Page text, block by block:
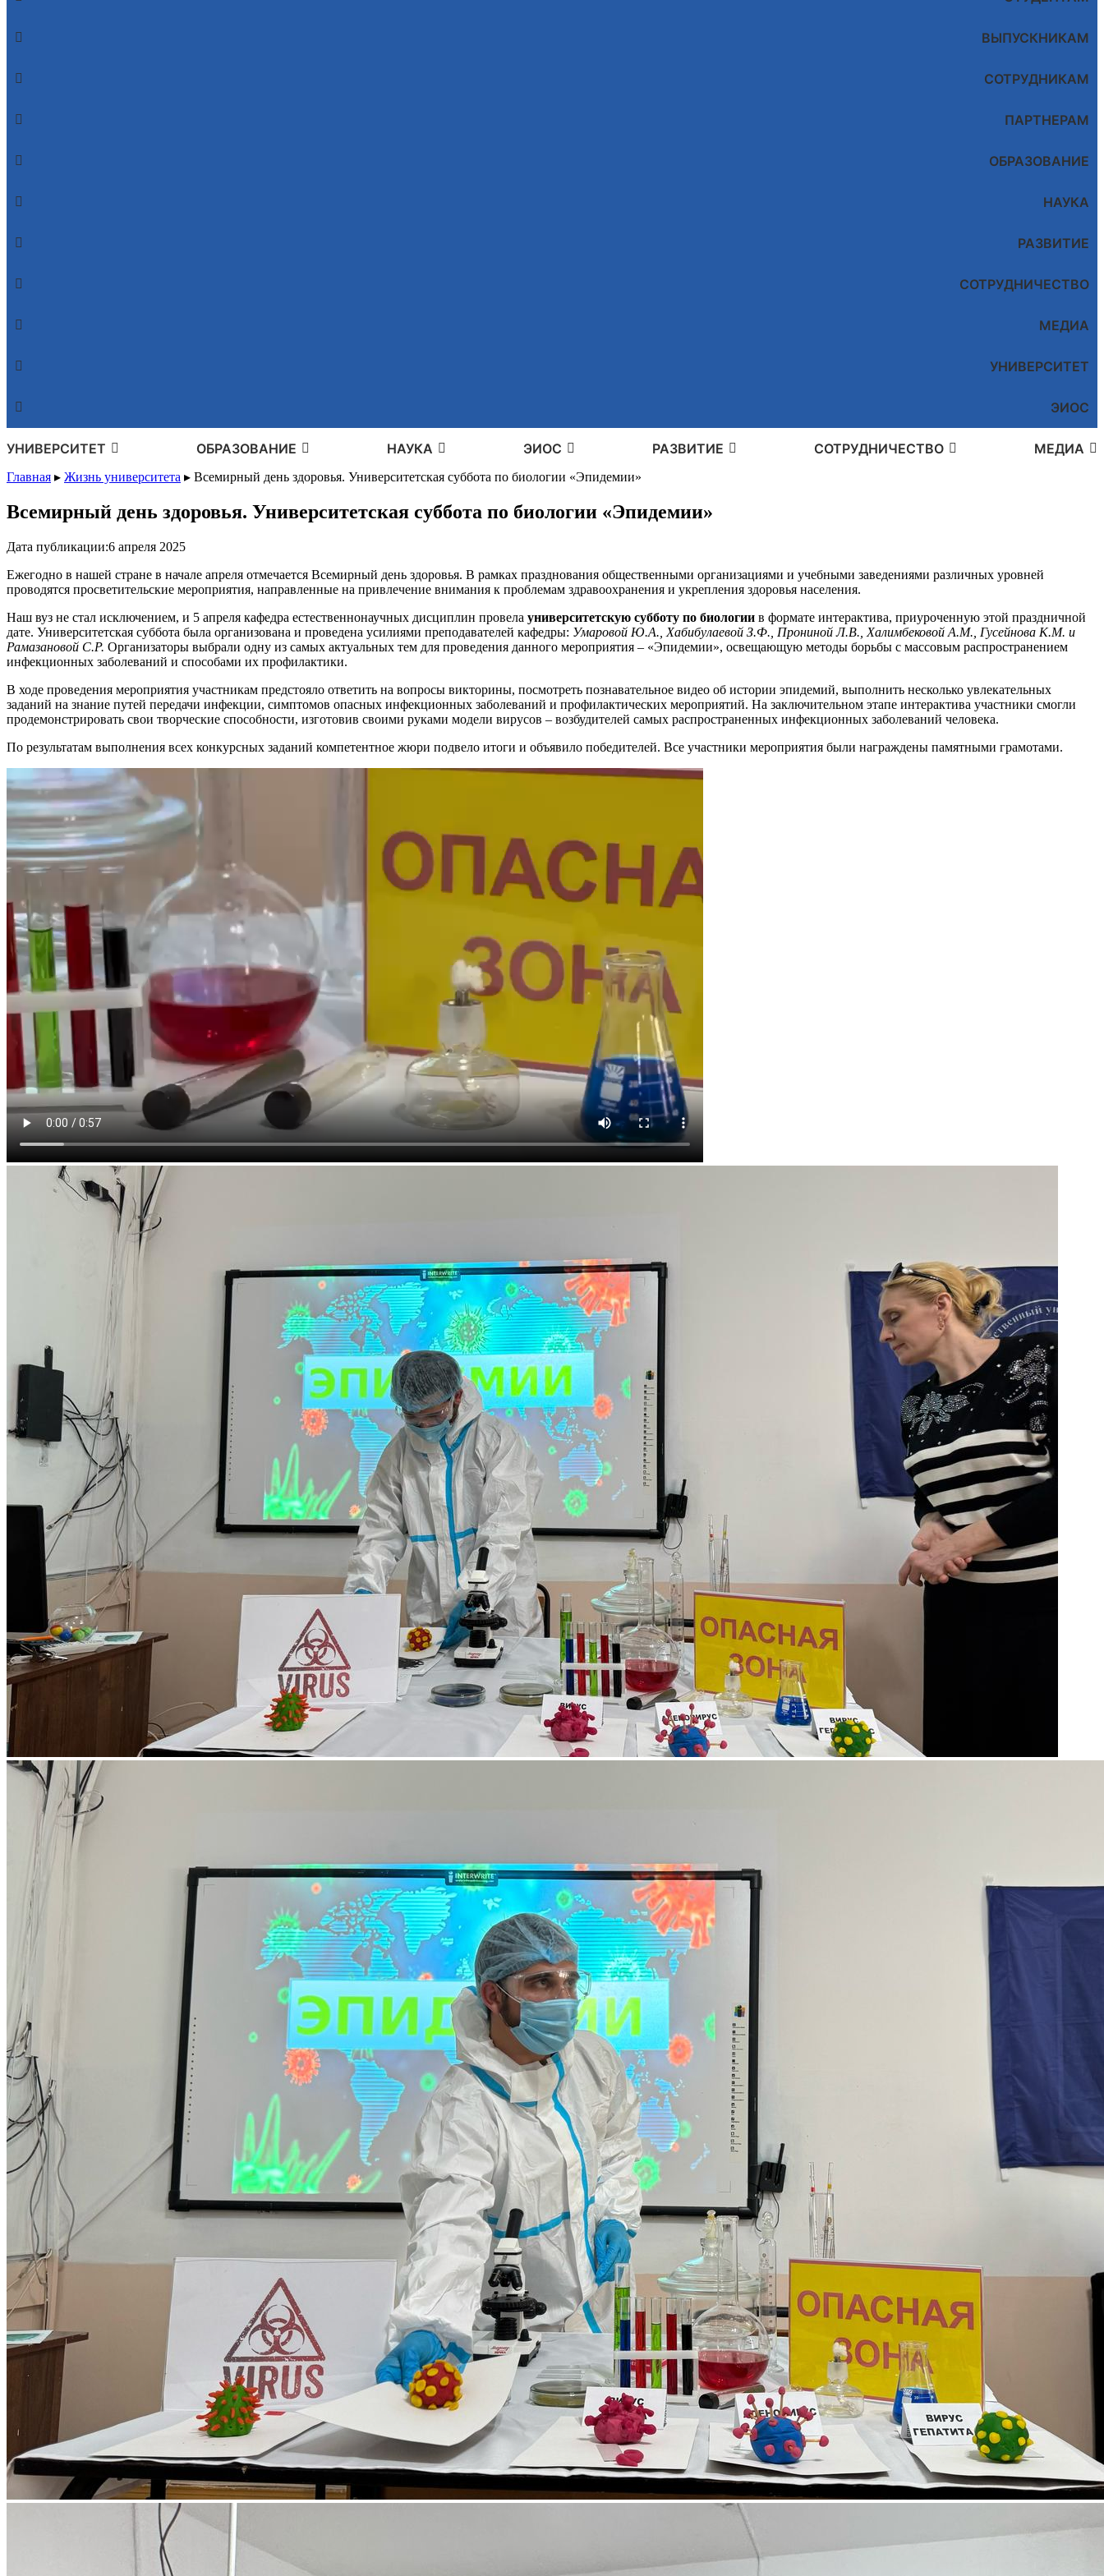
ВЫПУСКНИКАМ
СОТРУДНИКАМ
ПАРТНЕРАМ
ОБРАЗОВАНИЕ
НАУКА
РАЗВИТИЕ
СОТРУДНИЧЕСТВО
МЕДИА
УНИВЕРСИТЕТ
ЭИОС
УНИВЕРСИТЕТ ОБРАЗОВАНИЕ НАУКА ЭИОС РАЗВИТИЕ СОТРУДНИЧЕСТВО МЕДИА
Главная ▸ Жизнь университета ▸ Всемирный день здоровья. Университетская суббота по биологии «Эпидемии»
Всемирный день здоровья. Университетская суббота по биологии «Эпидемии»
Дата публикации:6 апреля 2025
Ежегодно в нашей стране в начале апреля отмечается Всемирный день здоровья. В рамках празднования общественными организациями и учебными заведениями различных уровней
проводятся просветительские мероприятия, направленные на привлечение внимания к проблемам здравоохранения и укрепления здоровья населения.
Наш вуз не стал исключением, и 5 апреля кафедра естественнонаучных дисциплин провела университетскую субботу по биологии в формате интерактива, приуроченную этой праздничной
дате. Университетская суббота была организована и проведена усилиями преподавателей кафедры: Умаровой Ю.А., Хабибулаевой З.Ф., Прониной Л.В., Халимбековой А.М., Гусейнова К.М. и
Рамазановой С.Р. Организаторы выбрали одну из самых актуальных тем для проведения данного мероприятия – «Эпидемии», освещающую методы борьбы с массовым распространением
инфекционных заболеваний и способами их профилактики.
В ходе проведения мероприятия участникам предстояло ответить на вопросы викторины, посмотреть познавательное видео об истории эпидемий, выполнить несколько увлекательных
заданий на знание путей передачи инфекции, симптомов опасных инфекционных заболеваний и профилактических мероприятий. На заключительном этапе интерактива участники смогли
продемонстрировать свои творческие способности, изготовив своими руками модели вирусов – возбудителей самых распространенных инфекционных заболеваний человека.
По результатам выполнения всех конкурсных заданий компетентное жюри подвело итоги и объявило победителей. Все участники мероприятия были награждены памятными грамотами.